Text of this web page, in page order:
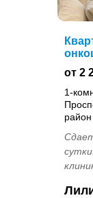
от 2
1-
район